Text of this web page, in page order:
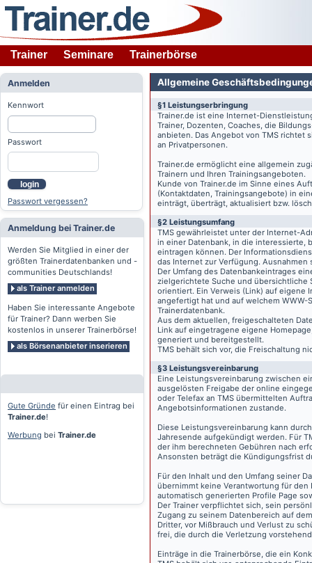
Trainer Seminare Trainerbörse
Anmelden
Kennwort
Passwort
login
Passwort vergessen?
Anmeldung bei Trainer.de
Werden Sie Mitglied in einer der
größten Trainerdatenbanken und -
communities Deutschlands!
als Trainer anmelden
Haben Sie interessante Angebote
für Trainer? Dann werben Sie
kostenlos in unserer Trainerbörse!
als Börsenanbieter inserieren
Gute Gründe für einen Eintrag bei
Trainer.de!
Werbung bei Trainer.de
Allgemeine
§1 Leistungserbringung
Trainer.de ist eine Internet-
Trainer, Dozenten, Coaches, die
anbieten. Das Angebot von TMS richtet
an Privatpersonen.
Trainer.de ermöglicht eine allgemein
Trainern und Ihren Trainingsangeboten.
Kunde von Trainer.de im Sinne eines
(Kontaktdaten, Trainingsangebote) in
einträgt, überträgt, aktualisiert bzw.
§2 Leistungsumfang
TMS gewährleistet unter der Internet-
in einer Datenbank, in die interessierte,
eintragen können. Der
das Internet zur Verfügung.
Der Umfang des Datenbankeintrages
zielgerichtete Suche und übersichtliche
orientiert. Ein Verweis (Link) auf eigene
angefertigt hat und auf welchem
Trainerdatenbank.
Aus dem aktuellen, freigeschalteten
Link auf eingetragene eigene
generiert und bereitgestellt.
TMS behält sich vor, die Freischaltung
§3 Leistungsvereinbarung
Eine Leistungsvereinbarung zwischen
ausgelösten Freigabe der online
oder Telefax an TMS übermittelten
Angebotsinformationen zustande.
Diese Leistungsvereinbarung kann
Jahresende aufgekündigt werden. Für
der ihm berechneten Gebühren nach
Ansonsten beträgt die Kündigungsfrist
Für den Inhalt und den Umfang seiner
übernimmt keine Verantwortung für den
automatisch generierten Profile Page
Der Trainer verpflichtet sich, sein
Zugang zu seinem Datenbereich auf
Dritter, vor Mißbrauch und Verlust zu
frei, die durch die Verletzung
Einträge in die Trainerbörse, die ein